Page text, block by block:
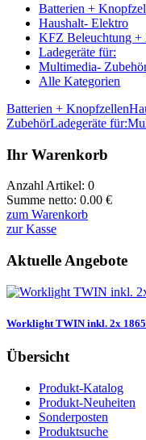
Batterien +
Haushalt- Elektro
KFZ Beleuchtung +
Ladegeräte für:
Multimedia-
Alle Kategorien
Batterien + Knopfzellen
ZubehörLadegeräte für:
Ihr Warenkorb
Anzahl Artikel: 0
Summe netto: 0.00 €
zum Warenkorb
zur Kasse
Aktuelle Angebote
Worklight TWIN inkl. 2x
Übersicht
Produkt-Katalog
Produkt-Neuheiten
Sonderposten
Produktsuche